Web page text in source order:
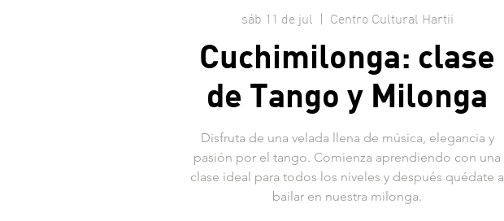
sáb 11 de jul Centro Cultural Hartii
Cuchimilonga: clase
de Tango y Milonga
Disfruta de una velada llena de música, elegancia y
pasión por el tango. Comienza aprendiendo con una
clase ideal para todos los niveles y después quédate a
bailar en nuestra milonga.